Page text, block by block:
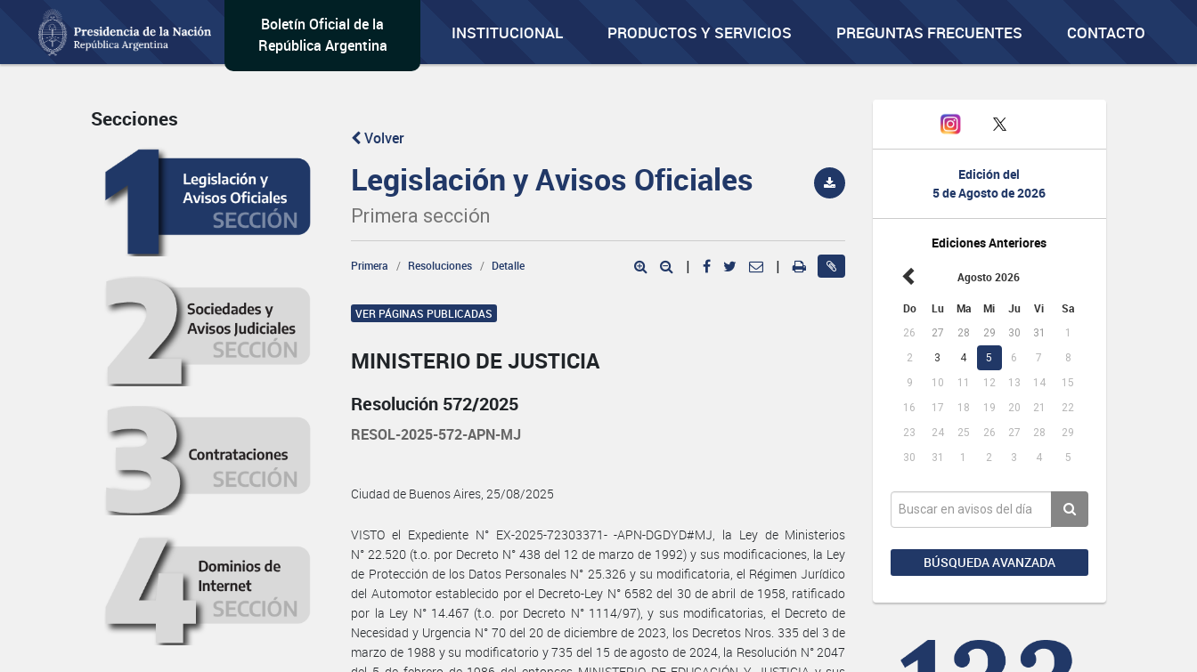
Boletín Oficial de la
República Argentina
INSTITUCIONAL PRODUCTOS Y SERVICIOS PREGUNTAS FRECUENTES CONTACTO
Edición del
5 de Agosto de 2026
Ediciones Anteriores
Agosto 2026
Do Lu Ma Mi Ju Vi Sa
26 27 28 29 30 31
1
2
3 4 5 6 7
8
9
10 11 12 13 14
15
16
17 18 19 20 21
22
23
24 25 26 27 28
29
30
31 1 2 3 4 5
BÚSQUEDA AVANZADA
Secciones
Volver
Legislación y Avisos Oficiales
Primera sección
Primera Resoluciones Detalle | |
VER PÁGINAS PUBLICADAS
MINISTERIO DE JUSTICIA
Resolución 572/2025
RESOL-2025-572-APN-MJ
Ciudad de Buenos Aires, 25/08/2025
VISTO el Expediente N° EX-2025-72303371- -APN-DGDYD#MJ, la Ley de Ministerios
N° 22.520 (t.o. por Decreto N° 438 del 12 de marzo de 1992) y sus modificaciones, la Ley
de Protección de los Datos Personales N° 25.326 y su modificatoria, el Régimen Jurídico
del Automotor establecido por el Decreto-Ley N° 6582 del 30 de abril de 1958, ratificado
por la Ley N° 14.467 (t.o. por Decreto N° 1114/97), y sus modificatorias, el Decreto de
Necesidad y Urgencia N° 70 del 20 de diciembre de 2023, los Decretos Nros. 335 del 3 de
marzo de 1988 y su modificatorio y 735 del 15 de agosto de 2024, la Resolución N° 2047